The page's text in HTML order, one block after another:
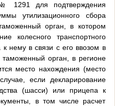
1291 для подтверждения
утилизационного сбора
орган, в котором
колесного транспортного
нему в связи с его ввозом в
орган, в регионе
место нахождения (место
если декларирование
(шасси) или прицепа к
в том числе расчет